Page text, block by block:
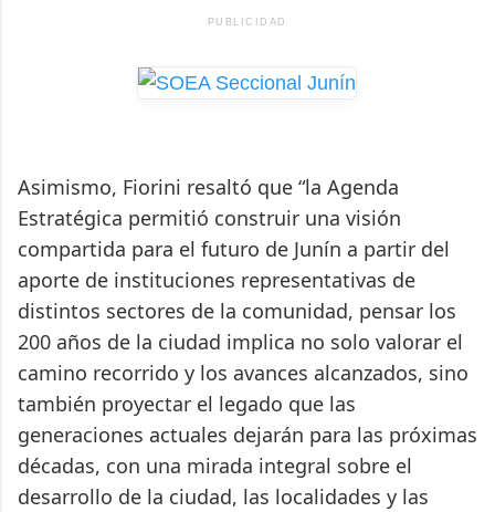
PUBLICIDAD
Asimismo, Fiorini resaltó que “la Agenda
Estratégica permitió construir una visión
compartida para el futuro de Junín a partir del
aporte de instituciones representativas de
distintos sectores de la comunidad, pensar los
200 años de la ciudad implica no solo valorar el
camino recorrido y los avances alcanzados, sino
también proyectar el legado que las
generaciones actuales dejarán para las próximas
décadas, con una mirada integral sobre el
desarrollo de la ciudad, las localidades y las